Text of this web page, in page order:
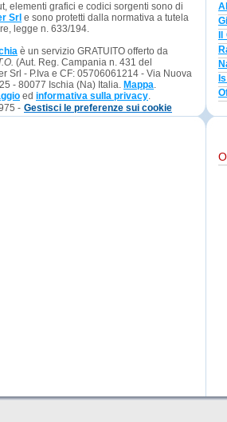
elementi grafici e codici sorgenti sono di
Srl e sono protetti dalla normativa a tutela
legge n. 633/194.
è un servizio GRATUITO offerto da
(Aut. Reg. Campania n. 431 del
Srl - P.Iva e CF: 05706061214 - Via Nuova
- 80077 Ischia (Na) Italia. Mappa.
ed informativa sulla privacy.
- Gestisci le preferenze sui cookie